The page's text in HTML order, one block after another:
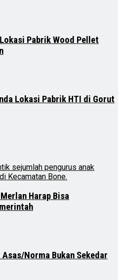
Pabrik Wood Pellet
Lokasi Pabrik HTI di Gorut
Harap Bisa
Norma Bukan Sekedar